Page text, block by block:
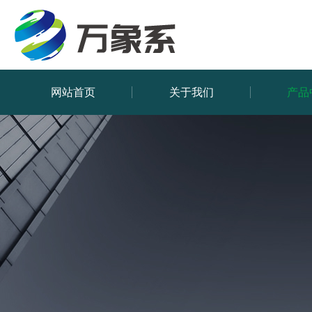
网站首页 关于我们 产品